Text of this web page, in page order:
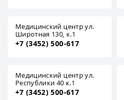
Медицинский центр ул.
Широтная 130, к.1
+7 (3452) 500-617
Медицинский центр ул.
Республики 40 к.1
+7 (3452) 500-617